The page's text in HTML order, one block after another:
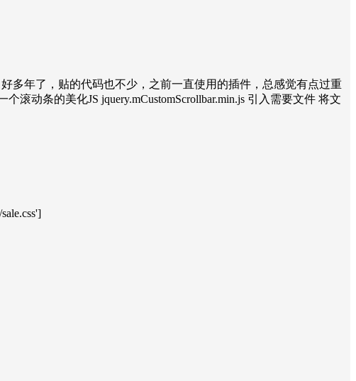
多年了，贴的代码也不少，之前一直使用的插件，总感觉有点过重
滚动条的美化JS jquery.mCustomScrollbar.min.js 引入需要文件 将文